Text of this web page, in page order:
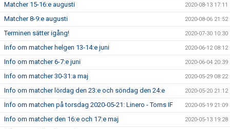
Matcher 15-16:e augusti 2020-08-13 17:11
Matcher 8-9:e augusti 2020-08-06 21:52
Terminen sätter igång! 2020-07-30 10:30
Info om matcher helgen 13-14:e juni 2020-06-12 08:12
Info om matcher 6-7:e juni 2020-06-04 20:39
Info om matcher 30-31:a maj 2020-05-29 08:22
Info om matcher lördag den 23:e och söndag den 24:e 2020-05-20 21:12
Info om matchen på torsdag 2020-05-21: Linero - Torns IF 2020-05-19 21:09
Info om matcher den 16:e och 17:e maj 2020-05-13 19:28